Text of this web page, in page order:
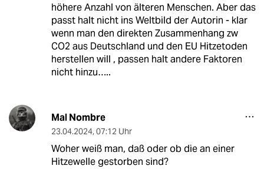
höhere Anzahl von älteren Menschen. Aber das
passt halt nicht ins Weltbild der Autorin - klar
wenn man den direkten Zusammenhang zw
CO2 aus Deutschland und den EU Hitzetoden
herstellen will , passen halt andere Faktoren
nicht hinzu…..
Mal Nombre
23.04.2024, 07:12 Uhr
Woher weiß man, daß oder ob die an einer
Hitzewelle gestorben sind?